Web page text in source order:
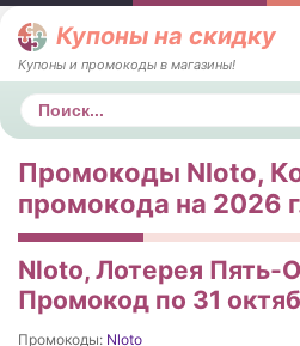
Купоны на скидку
Купоны и промокоды в магазины!
Поиск
Промокоды Nloto,
промокода на 2026
Nloto, Лотерея Пять-
Промокод по 31
Промокоды: Nloto